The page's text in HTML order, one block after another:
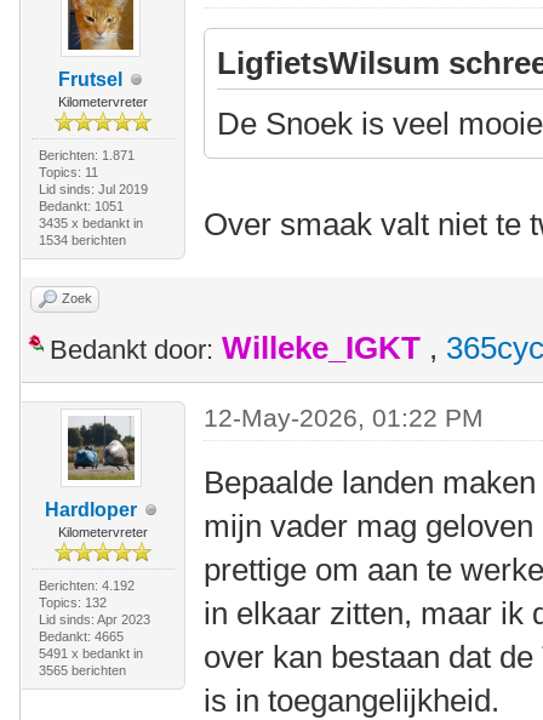
Frutsel
Kilometervreter
Berichten: 1.871
Topics: 11
Lid sinds: Jul 2019
Bedankt: 1051
3435 x bedankt in
1534 berichten
LigfietsWilsum
De Snoek is veel
Over smaak valt niet te
Zoek
Bedankt door: Willeke_IGKT ,
Hardloper
Kilometervreter
Berichten: 4.192
Topics: 132
Lid sinds: Apr 2023
Bedankt: 4665
5491 x bedankt in
3565 berichten
12-May-2026, 01:22 PM
Bepaalde landen
mijn vader mag
prettige om aan te
in elkaar zitten, maar ik
over kan bestaan dat
is in toegangelijkheid.